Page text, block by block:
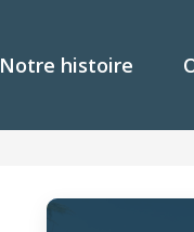
Notre histoire